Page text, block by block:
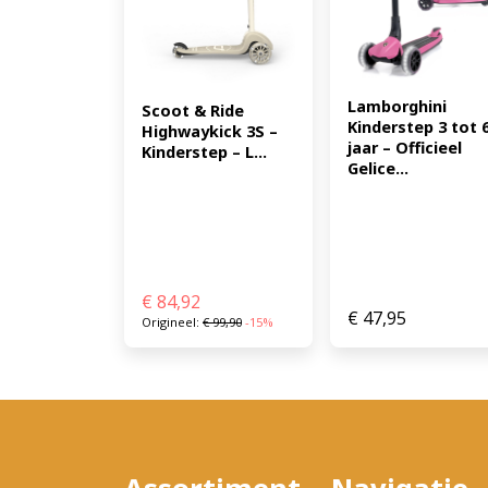
Scoot & Ride
Highwaykick 3S –
Kinderstep – L...
€ 84,92
Origineel: €99,90 -15%
Lamborghini
Kinderstep 3 tot
jaar – Officieel
Gelice...
€47,95